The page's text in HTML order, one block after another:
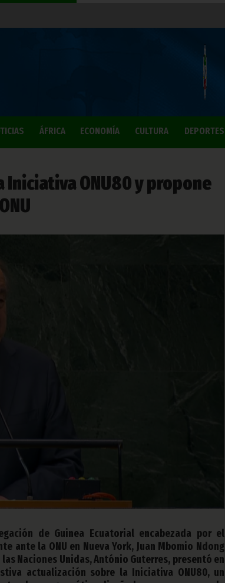
ÁFRICA ECONOMÍA CULTURA DEPORTES
ONU80 y propone
de Guinea Ecuatorial encabezada por el
ante la ONU en Nueva York, Juan Mbomio Ndong
Naciones Unidas, António Guterres, presentó en
actualización sobre la Iniciativa ONU80, un